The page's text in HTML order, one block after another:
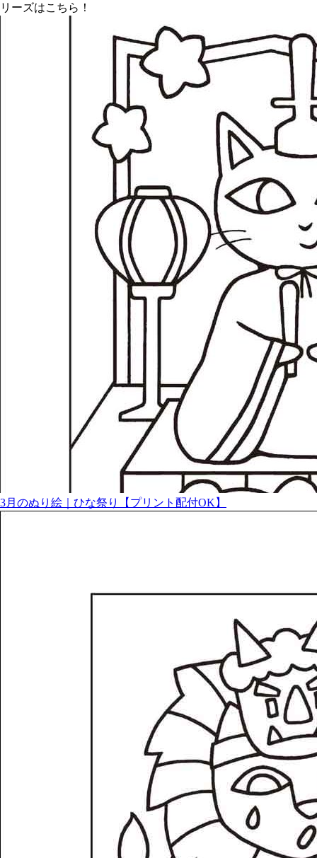
リーズはこちら！
3月のぬり絵｜ひな祭り【プリント配付OK】